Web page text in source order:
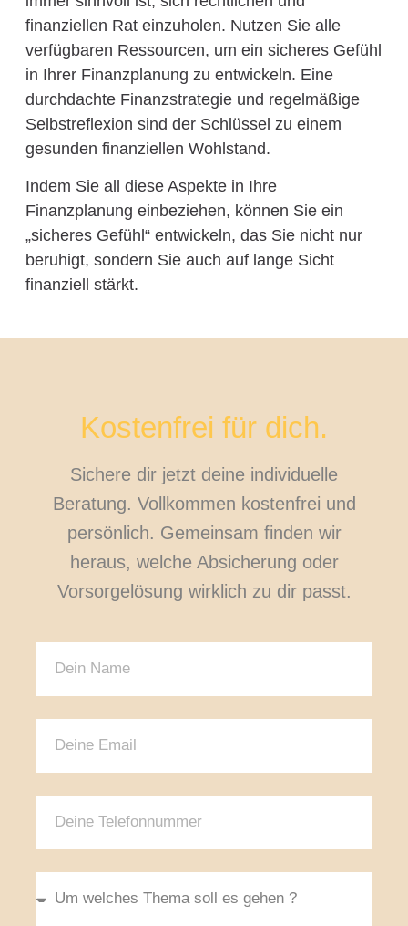
finanziellen Rat einzuholen. Nutzen Sie alle
verfügbaren Ressourcen, um ein sicheres Gefühl
in Ihrer Finanzplanung zu entwickeln. Eine
durchdachte Finanzstrategie und regelmäßige
Selbstreflexion sind der Schlüssel zu einem
gesunden finanziellen Wohlstand.
Indem Sie all diese Aspekte in Ihre
Finanzplanung einbeziehen, können Sie ein
„sicheres Gefühl“ entwickeln, das Sie nicht nur
beruhigt, sondern Sie auch auf lange Sicht
finanziell stärkt.
Kostenfrei für dich.
Sichere dir jetzt deine individuelle
Beratung. Vollkommen kostenfrei und
persönlich. Gemeinsam finden wir
heraus, welche Absicherung oder
Vorsorgelösung wirklich zu dir passt.